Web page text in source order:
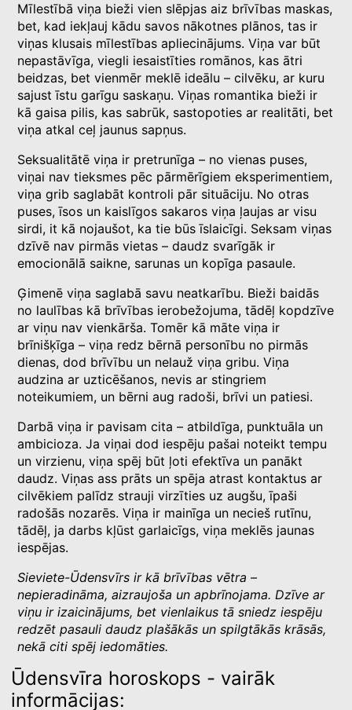
Mīlestībā viņa bieži vien slēpjas aiz brīvības maskas,
bet, kad iekļauj kādu savos nākotnes plānos, tas ir
viņas klusais mīlestības apliecinājums. Viņa var būt
nepastāvīga, viegli iesaistīties romānos, kas ātri
beidzas, bet vienmēr meklē ideālu – cilvēku, ar kuru
sajust īstu garīgu saskaņu. Viņas romantika bieži ir
kā gaisa pilis, kas sabrūk, sastopoties ar realitāti, bet
viņa atkal ceļ jaunus sapņus.
Seksualitātē viņa ir pretrunīga – no vienas puses,
viņai nav tieksmes pēc pārmērīgiem eksperimentiem,
viņa grib saglabāt kontroli pār situāciju. No otras
puses, īsos un kaislīgos sakaros viņa ļaujas ar visu
sirdi, it kā nojaušot, ka tie būs īslaicīgi. Seksam viņas
dzīvē nav pirmās vietas – daudz svarīgāk ir
emocionālā saikne, sarunas un kopīga pasaule.
Ģimenē viņa saglabā savu neatkarību. Bieži baidās
no laulības kā brīvības ierobežojuma, tādēļ kopdzīve
ar viņu nav vienkārša. Tomēr kā māte viņa ir
brīnišķīga – viņa redz bērnā personību no pirmās
dienas, dod brīvību un nelauž viņa gribu. Viņa
audzina ar uzticēšanos, nevis ar stingriem
noteikumiem, un bērni aug radoši, brīvi un patiesi.
Darbā viņa ir pavisam cita – atbildīga, punktuāla un
ambicioza. Ja viņai dod iespēju pašai noteikt tempu
un virzienu, viņa spēj būt ļoti efektīva un panākt
daudz. Viņas ass prāts un spēja atrast kontaktus ar
cilvēkiem palīdz strauji virzīties uz augšu, īpaši
radošās nozarēs. Viņa ir mainīga un necieš rutīnu,
tādēļ, ja darbs kļūst garlaicīgs, viņa meklēs jaunas
iespējas.
Sieviete-Ūdensvīrs ir kā brīvības vētra –
nepieradināma, aizraujoša un apbrīnojama. Dzīve ar
viņu ir izaicinājums, bet vienlaikus tā sniedz iespēju
redzēt pasauli daudz plašākās un spilgtākās krāsās,
nekā citi spēj iedomāties.
Ūdensvīra horoskops - vairāk
informācijas: